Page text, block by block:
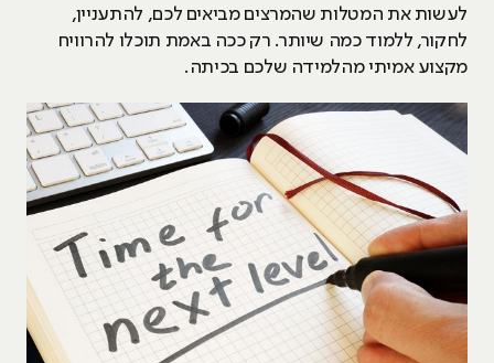
לעשות את המטלות שהמרצים מביאים לכם, להתעניין,
לחקור, ללמוד כמה שיותר. רק ככה באמת תוכלו להרוויח
מקצוע אמיתי מהלמידה שלכם בכיתה.